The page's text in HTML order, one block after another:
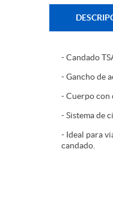
- Candado
- Gancho de
- Cuerpo con
- Sistema de
- Ideal para
candado.